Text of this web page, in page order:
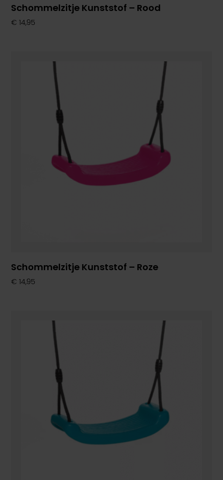
Schommelzitje Kunststof – Rood
€ 14,95
Schommelzitje Kunststof – Roze
€ 14,95